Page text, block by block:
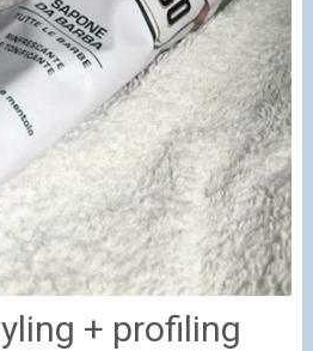
+ profiling